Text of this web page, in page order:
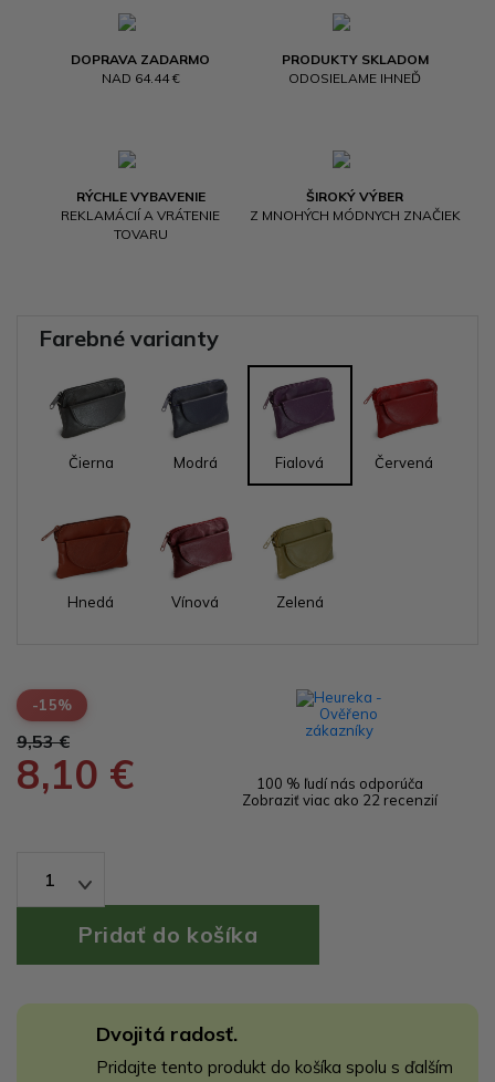
DOPRAVA ZADARMO
NAD 64.44 €
PRODUKTY SKLADOM
ODOSIELAME IHNEĎ
RÝCHLE VYBAVENIE
REKLAMÁCIÍ A VRÁTENIE
TOVARU
ŠIROKÝ VÝBER
Z MNOHÝCH MÓDNYCH ZNAČIEK
Farebné varianty
Čierna Modrá Fialová Červená
Hnedá Vínová Zelená
-15%
9,53 €
8,10 €
100 % ľudí nás odporúča
Zobraziť viac ako 22 recenzií
1
Dvojitá radosť.
Pridajte tento produkt do košíka spolu s ďalším